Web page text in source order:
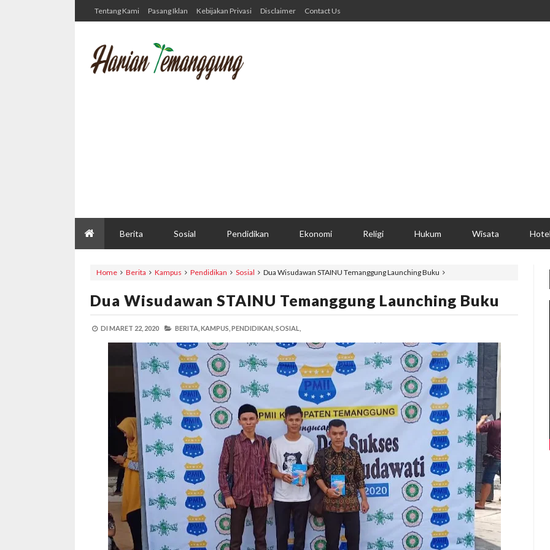
Tentang Kami Pasang Iklan Kebijakan Privasi Disclaimer Contact Us
Berita Sosial Pendidikan Ekonomi Religi Hukum Wisata Hotel
Home Berita Kampus Pendidikan Sosial Dua Wisudawan STAINU Temanggung Launching Buku
Dua Wisudawan STAINU Temanggung Launching Buku
DI MARET 22, 2020 BERITA, KAMPUS, PENDIDIKAN, SOSIAL,